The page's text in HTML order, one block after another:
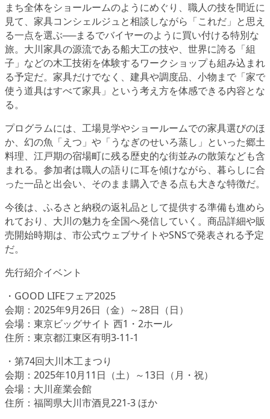
まち全体をショールームのようにめぐり、職人の技を間近に
見て、家具コンシェルジュと相談しながら「これだ」と思え
る一点を選ぶ──まるでバイヤーのように買い付ける特別な
旅。大川家具の源流である船大工の技や、世界に誇る「組
子」などの木工技術を体験するワークショップも組み込まれ
る予定だ。家具だけでなく、建具や調度品、小物まで「家で
使う道具はすべて家具」という考え方を体感できる内容とな
る。
プログラムには、工場見学やショールームでの家具選びのほ
か、幻の魚「えつ」や「うなぎのせいろ蒸し」といった郷土
料理、江戸期の宿場町に残る歴史的な街並みの散策なども含
まれる。参加者は職人の語りに耳を傾けながら、暮らしに合
った一品と出会い、そのまま購入できる点も大きな特徴だ。
今後は、ふるさと納税の返礼品として提供する準備も進めら
れており、大川の魅力を全国へ発信していく。商品詳細や販
売開始時期は、市公式ウェブサイトやSNSで発表される予定
だ。
先行紹介イベント
・GOOD LIFEフェア2025
会期：2025年9月26日（金）～28日（日）
会場：東京ビッグサイト 西1・2ホール
住所：東京都江東区有明3-11-1
・第74回大川木工まつり
会期：2025年10月11日（土）～13日（月・祝）
会場：大川産業会館
住所：福岡県大川市酒見221-3 ほか